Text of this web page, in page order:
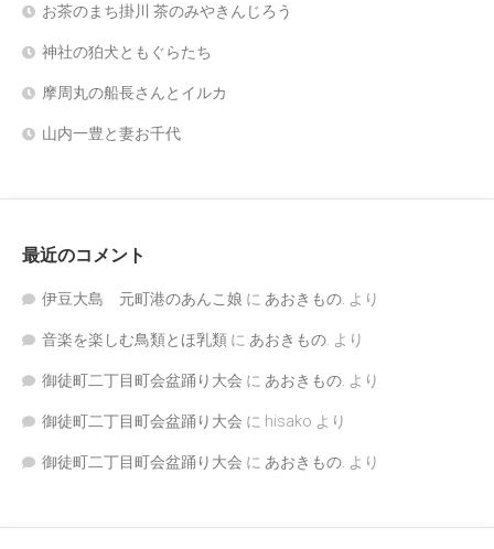
お茶のまち掛川 茶のみやきんじろう
神社の狛犬ともぐらたち
摩周丸の船長さんとイルカ
山内一豊と妻お千代
最近のコメント
伊豆大島 元町港のあんこ娘 に あおきもの. より
音楽を楽しむ鳥類とほ乳類 に あおきもの. より
御徒町二丁目町会盆踊り大会 に あおきもの. より
御徒町二丁目町会盆踊り大会 に hisako より
御徒町二丁目町会盆踊り大会 に あおきもの. より